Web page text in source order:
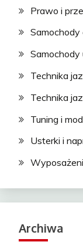
Prawo i
Technika
Technika
Tuning i
Usterki i
Archiwa